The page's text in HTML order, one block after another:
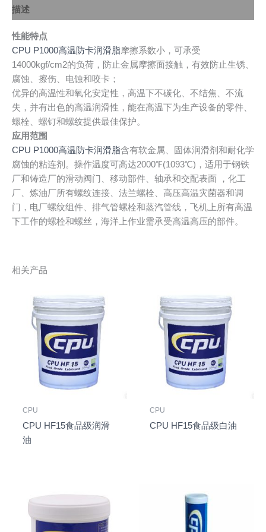
描述
性能特点
CPU P1000高温防卡润滑脂摩擦系数小，可承受
14000kgf/cm2的负荷，防止金属摩擦面接触，有效防止生锈、
腐蚀、擦伤、电蚀和咬卡；
优异的高温性和氧化安定性，高温下不碳化、不结焦、不流
失，并有出色的高温润滑性，能在高温下为生产设备的零件、
螺栓、螺钉和螺纹提供最佳保护。
应用范围
CPU P1000高温防卡润滑脂含有软金属、固体润滑剂和耐化学
腐蚀的粘连剂。操作温度可高达2000℉(1093℃)，适用于钢铁
厂和铸造厂的滑动阀门、移动部件、轴承和交配表面 ，化工
厂、炼油厂所有螺纹连接、法兰螺栓、高压高温灾菌器和调
门，电厂螺纹组件、排气管螺栓和蒸汽管线，飞机上所有高温
下工作的螺栓和螺丝，海洋上作业需承受高温高压的部件。
相关产品
CPU
CPU HF15食品级润滑
油
CPU
CPU HF15食品级白油